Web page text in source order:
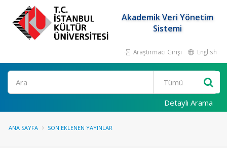
Akademik Veri Yönetim
Sistemi
Araştırmacı Girişi English
Ara
Detaylı Arama
ANA SAYFA SON EKLENEN YAYINLAR